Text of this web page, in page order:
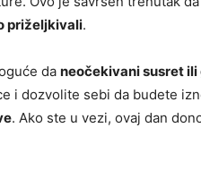
priželjkivali.
da neočekivani susret
i dozvolite sebi da budete
. Ako ste u vezi, ovaj dan